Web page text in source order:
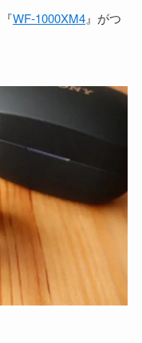
WF-1000XM4』がつ